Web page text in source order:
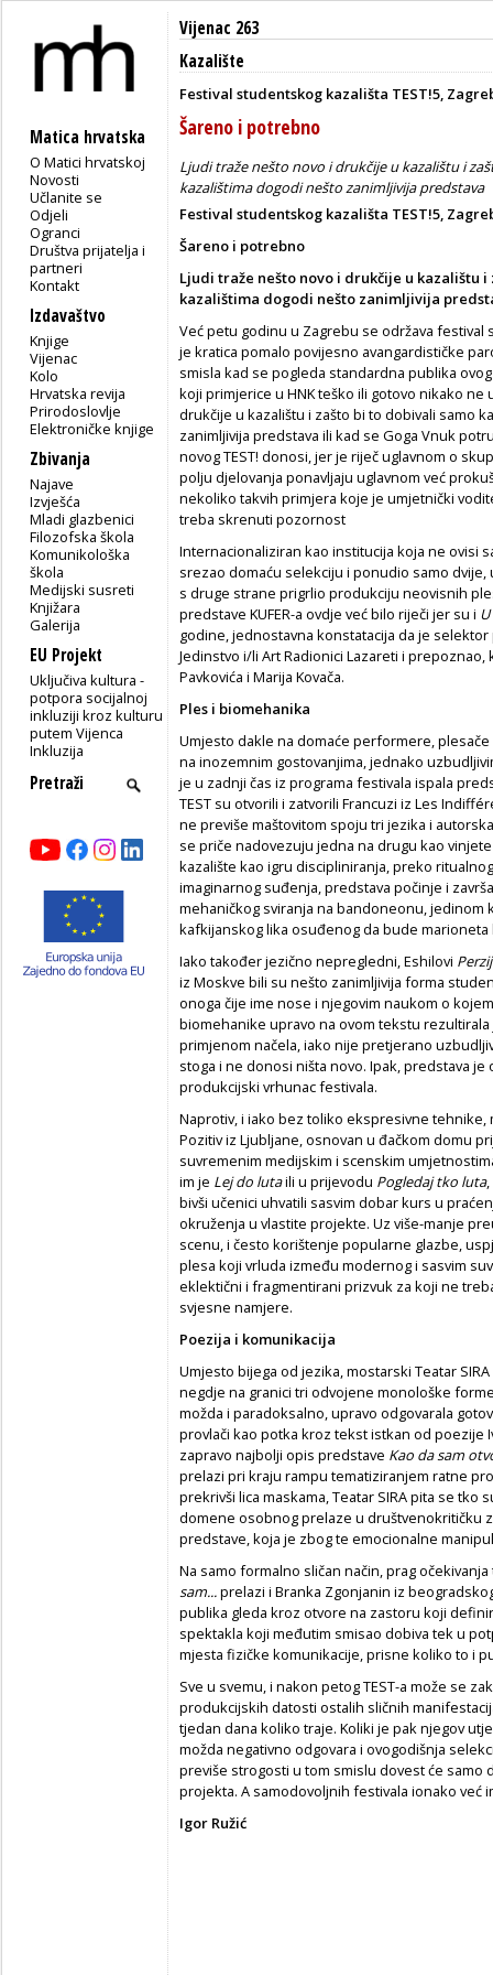
Matica hrvatska
O Matici hrvatskoj
Novosti
Učlanite se
Odjeli
Ogranci
Društva prijatelja i
partneri
Kontakt
Izdavaštvo
Knjige
Vijenac
Kolo
Hrvatska revija
Prirodoslovlje
Elektroničke knjige
Zbivanja
Najave
Izvješća
Mladi glazbenici
Filozofska škola
Komunikološka
škola
Medijski susreti
Knjižara
Galerija
EU Projekt
Uključiva kultura -
potpora socijalnoj
inkluziji kroz kulturu
putem Vijenca
Inkluzija
Vijenac 263
Kazalište
Festival studentskog kazališta TEST!5,
Šareno i potrebno
Ljudi traže nešto novo i drukčije u kazalištu i
kazalištima dogodi nešto zanimljivija predstava
Festival studentskog kazališta TEST!5,
Šareno i potrebno
Ljudi traže nešto novo i drukčije u kazalištu
kazalištima dogodi nešto zanimljivija
Već petu godinu u Zagrebu se održava festival
je kratica pomalo povijesno avangardističke
smisla kad se pogleda standardna publika
koji primjerice u HNK teško ili gotovo nikako
drukčije u kazalištu i zašto bi to dobivali samo
zanimljivija predstava ili kad se Goga Vnuk
novog TEST! donosi, jer je riječ uglavnom o
polju djelovanja ponavljaju uglavnom već
nekoliko takvih primjera koje je umjetnički
treba skrenuti pozornost
Internacionaliziran kao institucija koja ne ovisi
srezao domaću selekciju i ponudio samo
s druge strane prigrlio produkciju neovisnih
predstave KUFER-a ovdje već bilo riječi jer su i
godine, jednostavna konstatacija da je
Jedinstvo i/li Art Radionici Lazareti i
Pavkovića i Marija Kovača.
Ples i biomehanika
Umjesto dakle na domaće performere,
na inozemnim gostovanjima, jednako
je u zadnji čas iz programa festivala ispala
TEST su otvorili i zatvorili Francuzi iz Les
ne previše maštovitom spoju tri jezika i
se priče nadovezuju jedna na drugu kao
kazalište kao igru discipliniranja, preko
imaginarnog suđenja, predstava počinje i
mehaničkog sviranja na bandoneonu, jedinom
kafkijanskog lika osuđenog da bude marioneta
Iako također jezično nepregledni, Eshilovi
iz Moskve bili su nešto zanimljivija forma
onoga čije ime nose i njegovim naukom o
biomehanike upravo na ovom tekstu
primjenom načela, iako nije pretjerano
stoga i ne donosi ništa novo. Ipak, predstava
produkcijski vrhunac festivala.
Naprotiv, i iako bez toliko ekspresivne
Pozitiv iz Ljubljane, osnovan u đačkom domu
suvremenim medijskim i scenskim
im je Lej do lutaili u prijevodu Pogledaj tko luta
bivši učenici uhvatili sasvim dobar kurs u
okruženja u vlastite projekte. Uz više-manje
scenu, i često korištenje popularne glazbe,
plesa koji vrluda između modernog i sasvim
eklektični i fragmentirani prizvuk za koji ne
svjesne namjere.
Poezija i komunikacija
Umjesto bijega od jezika, mostarski Teatar
negdje na granici tri odvojene monološke
možda i paradoksalno, upravo odgovarala
provlači kao potka kroz tekst istkan od poezije
zapravo najbolji opis predstave Kao da sam
prelazi pri kraju rampu tematiziranjem ratne
prekrivši lica maskama, Teatar SIRA pita se tko
domene osobnog prelaze u društvenokritičku
predstave, koja je zbog te emocionalne
Na samo formalno sličan način, prag
sam...prelazi i Branka Zgonjanin iz
publika gleda kroz otvore na zastoru koji
spektakla koji međutim smisao dobiva tek u
mjesta fizičke komunikacije, prisne koliko to i
Sve u svemu, i nakon petog TEST-a može se
produkcijskih datosti ostalih sličnih
tjedan dana koliko traje. Koliki je pak njegov
možda negativno odgovara i ovogodišnja
previše strogosti u tom smislu dovest će samo
projekta. A samodovoljnih festivala ionako već
Igor Ružić